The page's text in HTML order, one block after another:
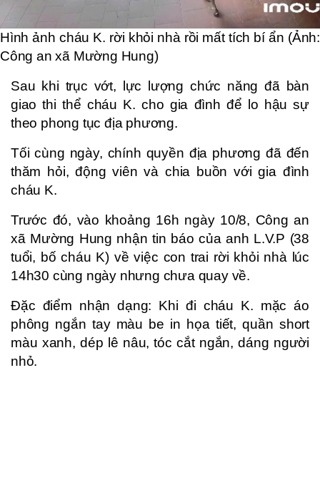
Hình ảnh cháu K. rời khỏi nhà rồi mất tích bí ẩn (Ảnh:
Công an xã Mường Hung)
Sau khi trục vớt, lực lượng chức năng đã bàn
giao thi thể cháu K. cho gia đình để lo hậu sự
theo phong tục địa phương.
Tối cùng ngày, chính quyền địa phương đã đến
thăm hỏi, động viên và chia buồn với gia đình
cháu K.
Trước đó, vào khoảng 16h ngày 10/8, Công an
xã Mường Hung nhận tin báo của anh L.V.P (38
tuổi, bố cháu K) về việc con trai rời khỏi nhà lúc
14h30 cùng ngày nhưng chưa quay về.
Đặc điểm nhận dạng: Khi đi cháu K. mặc áo
phông ngắn tay màu be in họa tiết, quần short
màu xanh, dép lê nâu, tóc cắt ngắn, dáng người
nhỏ.